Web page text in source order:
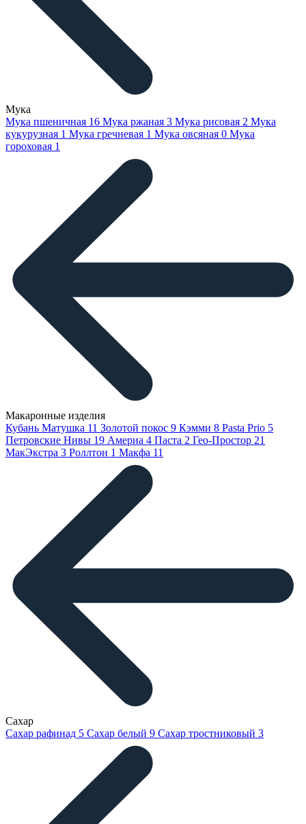
Мука
Мука пшеничная 16 Мука ржаная 3 Мука рисовая 2 Мука
кукурузная 1 Мука гречневая 1 Мука овсяная 0 Мука
гороховая 1
Макаронные изделия
Кубань Матушка 11 Золотой покос 9 Кэмми 8 Pasta Prio 5
Петровские Нивы 19 Америа 4 Паста 2 Гео-Простор 21
МакЭкстра 3 Роллтон 1 Макфа 11
Сахар
Сахар рафинад 5 Сахар белый 9 Сахар тростниковый 3